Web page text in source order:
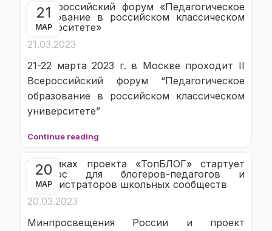
21
МАР
II Всероссийский форум «Педагогическое
образование в российском классическом
университете»
21.03.2023
21-22 марта 2023 г. в Москве проходит II
Всероссийский форум “Педагогическое
образование в российском классическом
университете”
Continue reading
20
МАР
В рамках проекта «ТопБЛОГ» стартует
конкурс для блогеров-педагогов и
администраторов школьных сообществ
20.03.2023
Минпросвещения России и проект